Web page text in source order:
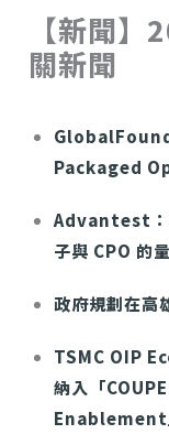
【新聞
關新聞
Packaged
Advantest：
子與 CPO 的
政府規劃在高
TSMC OIP
納入「
Enablement